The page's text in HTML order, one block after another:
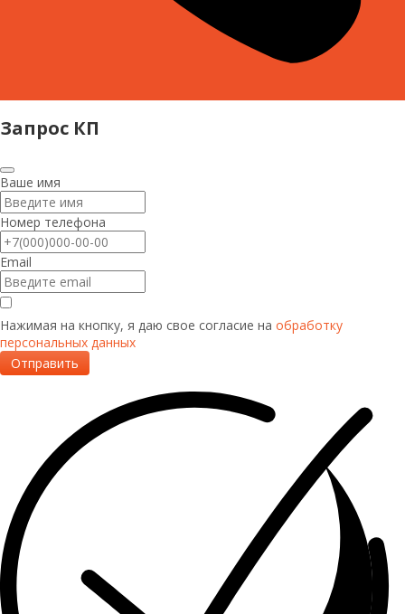
Запрос КП
Ваше имя
Номер телефона
Email
Нажимая на кнопку, я даю свое согласие на обработку
персональных данных
Отправить